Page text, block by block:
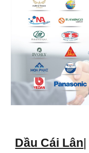
Dầu Cái Lân